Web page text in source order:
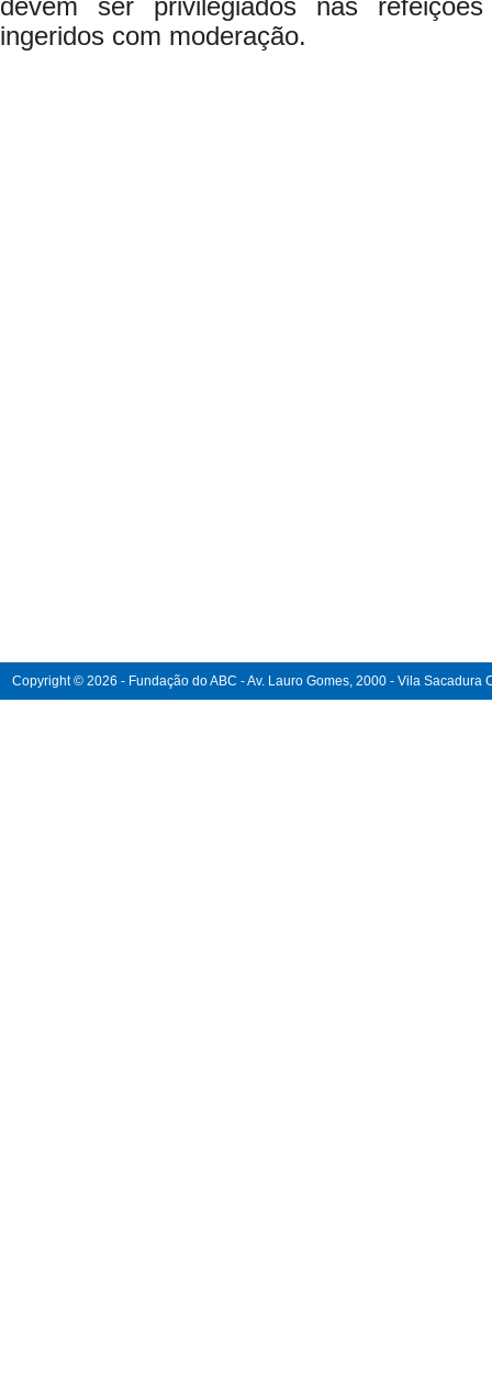
devem ser privilegiados nas
ingeridos com moderação.
Copyright © 2026 - Fundação do ABC - Av. Lauro Gomes, 2000 - Vila